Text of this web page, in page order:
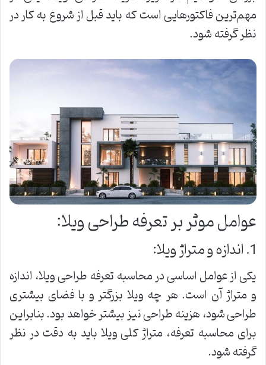
مهم‌ترین فاکتورهایی است که باید قبل از شروع به کار در
نظر گرفته شود.
عوامل موثر بر تعرفه طراحی ویلا:
1. اندازه و متراژ ویلا:
یکی از عوامل اساسی در محاسبه تعرفه طراحی ویلا، اندازه
و متراژ آن است. هر چه ویلا بزرگتر و با فضای بیشتری
طراحی شود، هزینه طراحی نیز بیشتر خواهد بود. بنابراین
برای محاسبه تعرفه، متراژ کلی ویلا باید به دقت در نظر
گرفته شود.